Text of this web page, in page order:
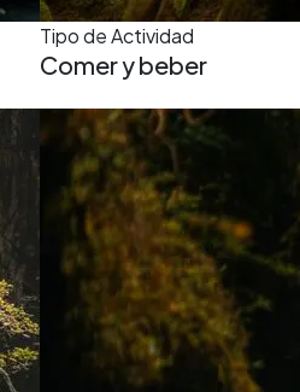
Tipo de Actividad
Comer y beber